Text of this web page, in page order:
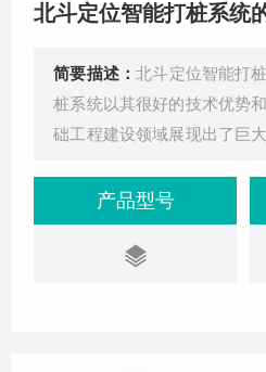
北斗定位智能打桩系统
简要描述：北斗定位智能打
桩系统以其很好的技术优势
础工程建设领域展现出了巨
中测量放样工作量大、放样
仅提高了施工精度和效率，
代工程建设提供了强有力的
桩系统通过安装北斗高精
产品型号